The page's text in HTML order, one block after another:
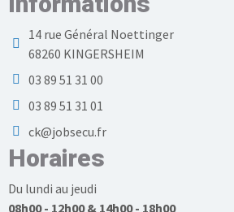
14 rue Général Noettinger
68260 KINGERSHEIM
03 89 51 31 00
03 89 51 31 01
ck@jobsecu.fr
Horaires
Du lundi au jeudi
08h00 - 12h00 & 14h00 - 18h00